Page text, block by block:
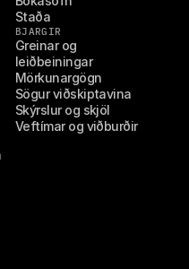
Staða
BJARGIR
Greinar og
leiðbeiningar
Mörkunargögn
Sögur viðskiptavina
Skýrslur og skjöl
Veftímar og viðburðir